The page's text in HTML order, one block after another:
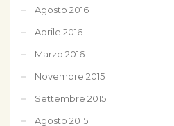
Agosto 2016
Aprile 2016
Marzo 2016
Novembre 2015
Settembre 2015
Agosto 2015